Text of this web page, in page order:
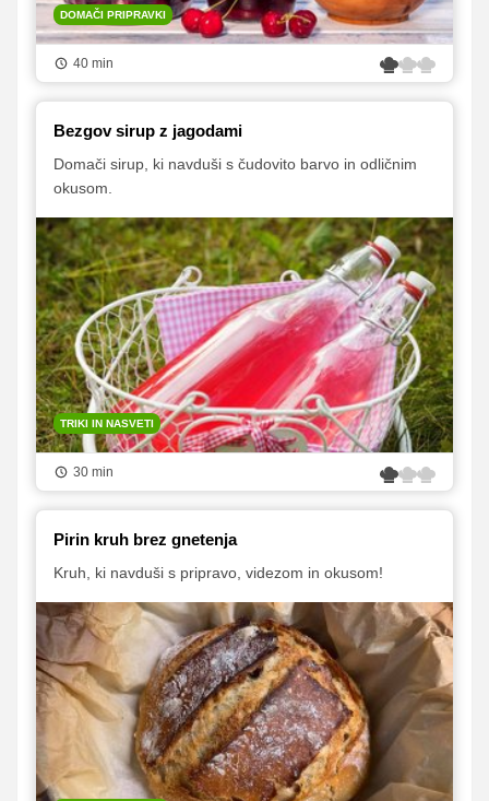
DOMAČI PRIPRAVKI
40 min
Bezgov sirup z jagodami
Domači sirup, ki navduši s čudovito barvo in odličnim
okusom.
TRIKI IN NASVETI
30 min
Pirin kruh brez gnetenja
Kruh, ki navduši s pripravo, videzom in okusom!